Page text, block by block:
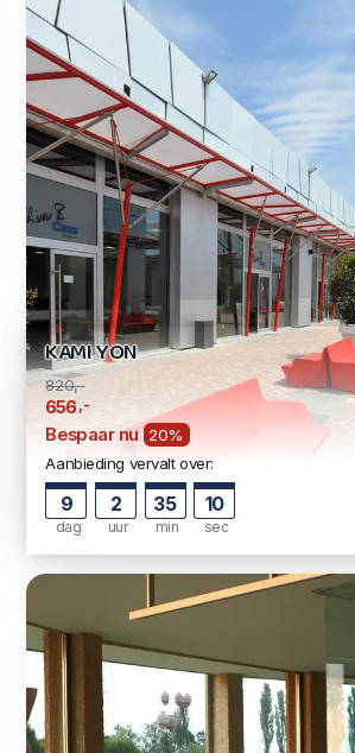
KAMI YON
820,-
656,-
Bespaar nu
20%
Aanbieding vervalt over:
9
dag
2
uur
35
min
9
sec